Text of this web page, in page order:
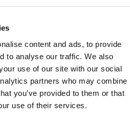
content and ads, to provide
to analyse our traffic. We also
use of our site with our social
partners who may combine
you’ve provided to them or that
use of their services.
3.8 cm
zwart
17.6 x ø 3.8 cm
17.6 cm